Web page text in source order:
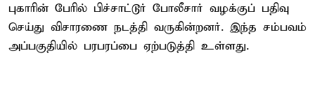
புகாரின் பேரில் பிச்சாட்டூர் போலீசார் வழக்குப் பதிவு
செய்து விசாரணை நடத்தி வருகின்றனர். இந்த சம்பவம்
அப்பகுதியில் பரபரப்பை ஏற்படுத்தி உள்ளது.